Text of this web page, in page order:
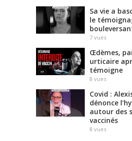
Sa vie a
le
7 vues
Œdèmes,
urticaire
témoigne
8 vues
Covid :
dénonce
autour des
vaccinés
8 vues